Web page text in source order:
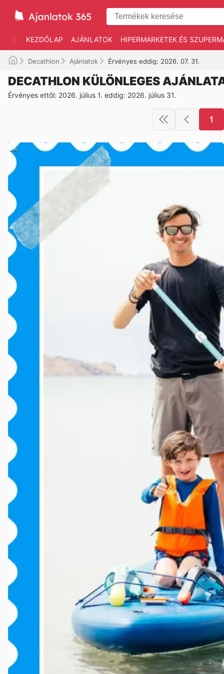
KEZDŐLAP AJÁNLATOK HIPERMARKETEK ÉS
Decathlon Ajánlatok Érvényes eddig: 2026. 07. 31.
DECATHLON KÜLÖNLEGES
Érvényes ettől: 2026. július 1. eddig: 2026. július 31.
1